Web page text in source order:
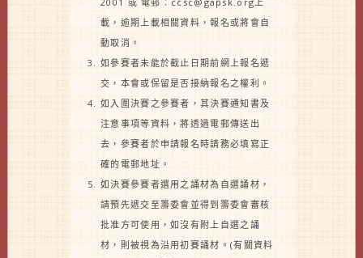
載，逾期上載相關資料，報名或將會自
動取消。
如參賽者未能於截止日期前網上報名遞
交，本會或保留是否接納報名之權利。
如入圍決賽之參賽者，其決賽通知書及
注意事項等資料，將透過電郵傳送出
去，參賽者於申請報名時請務必填寫正
確的電郵地址。
如決賽參賽者選用之誦材為自選誦材，
請預先遞交至籌委會並得到籌委會審核
批准方可使用，如沒有附上自選之誦
材，則被視為沿用初賽誦材。(有關資料